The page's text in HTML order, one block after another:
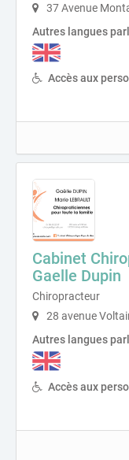
37 Avenue
Autres langues
Accès aux
Cabinet
Gaelle Dupin
Chiropracteur
28 avenue
Autres langues
Accès aux